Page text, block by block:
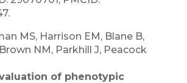
MS, Harrison EM, Blane B,
NM, Parkhill J, Peacock
of phenotypic